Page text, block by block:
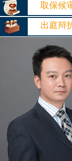
取保候
出庭辩